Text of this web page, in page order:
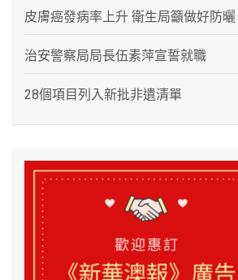
皮膚癌發病率上升 衛生局籲做好防曬
治安警察局局長伍素萍宣誓就職
28個項目列入新批非遺清單